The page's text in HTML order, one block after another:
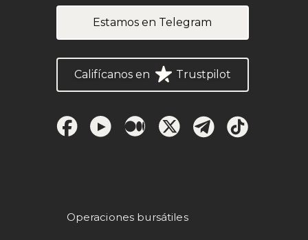
Estamos en Telegram
Califícanos en Trustpilot
Operaciones bursátiles